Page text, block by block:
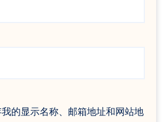
的显示名称、邮箱地址和网站地